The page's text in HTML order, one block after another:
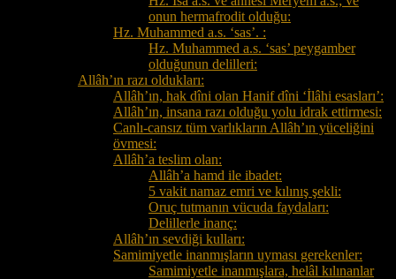
onun hermafrodit olduğu:
Hz. Muhammed a.s. ‘sas’. :
Hz. Muhammed a.s. ‘sas’ peygamber
olduğunun delilleri:
Allâh’ın razı oldukları:
Allâh’ın, hak dîni olan Hanif dîni ‘İlâhi esasları’:
Allâh’ın, insana razı olduğu yolu idrak ettirmesi:
Canlı-cansız tüm varlıkların Allâh’ın yüceliğini
övmesi:
Allâh’a teslim olan:
Allâh’a hamd ile ibadet:
5 vakit namaz emri ve kılınış şekli:
Oruç tutmanın vücuda faydaları:
Delillerle inanç:
Allâh’ın sevdiği kulları:
Samimiyetle inanmışların uyması gerekenler:
Samimiyetle inanmışlara, helâl kılınanlar